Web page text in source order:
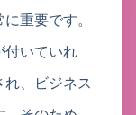
重要です。
付いていれ
、ビジネス